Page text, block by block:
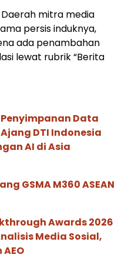
mitra media
persis induknya,
ada penambahan
lewat rubrik “Berita
Penyimpanan Data
DTI Indonesia
AI di Asia
GSMA M360 ASEAN
Awards 2026
Media Sosial,